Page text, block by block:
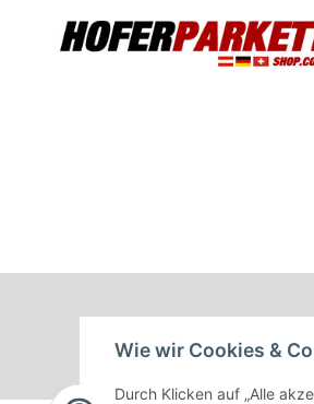
Wie wir Cookies &
Durch Klicken auf „Alle